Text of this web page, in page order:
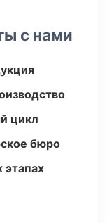
с нами
цикл
бюро
этапах